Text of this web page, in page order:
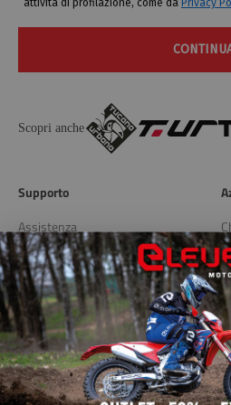
attività di profilazione, come da Privacy
Scopri anche
Supporto
Assistenza
Spedizioni e resi
Link utili
Privacy Policy